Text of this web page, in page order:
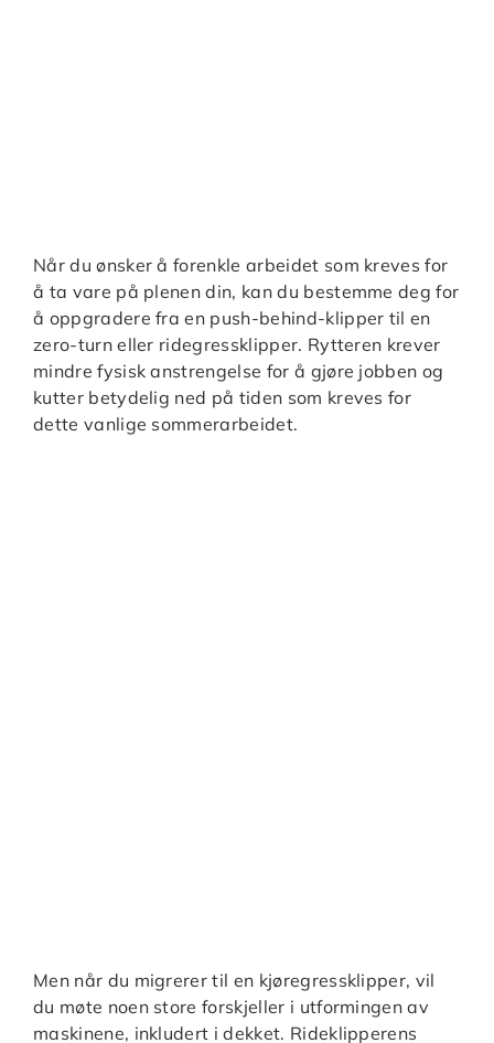
Når du ønsker å forenkle arbeidet som kreves for
å ta vare på plenen din, kan du bestemme deg for
å oppgradere fra en push-behind-klipper til en
zero-turn eller ridegressklipper. Rytteren krever
mindre fysisk anstrengelse for å gjøre jobben og
kutter betydelig ned på tiden som kreves for
dette vanlige sommerarbeidet.
Men når du migrerer til en kjøregressklipper, vil
du møte noen store forskjeller i utformingen av
maskinene, inkludert i dekket. Rideklipperens